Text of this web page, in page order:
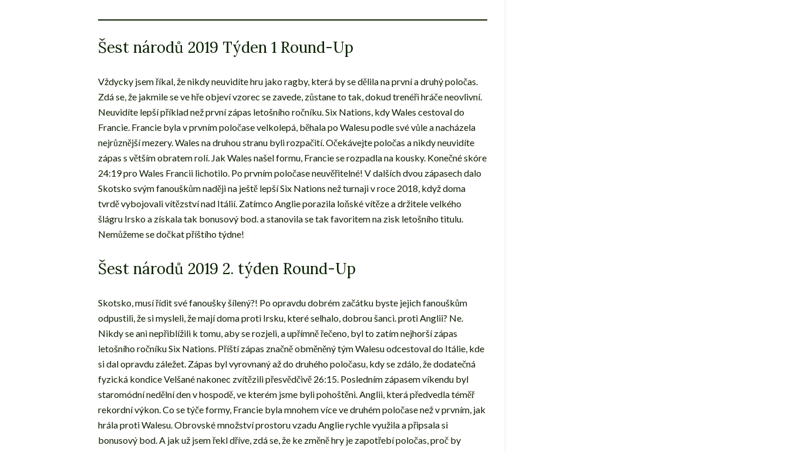
Šest národů 2019 Týden 1 Round-Up
Vždycky jsem říkal, že nikdy neuvidíte hru jako ragby, která by se dělila na první a druhý poločas.
Zdá se, že jakmile se ve hře objeví vzorec se zavede, zůstane to tak, dokud trenéři hráče neovlivní.
Neuvidíte lepší příklad než první zápas letošního ročníku. Six Nations, kdy Wales cestoval do
Francie. Francie byla v prvním poločase velkolepá, běhala po Walesu podle své vůle a nacházela
nejrůznější mezery. Wales na druhou stranu byli rozpačití. Očekávejte poločas a nikdy neuvidíte
zápas s větším obratem rolí. Jak Wales našel formu, Francie se rozpadla na kousky. Konečné skóre
24:19 pro Wales Francii lichotilo. Po prvním poločase neuvěřitelné! V dalších dvou zápasech dalo
Skotsko svým fanouškům naději na ještě lepší Six Nations než turnaji v roce 2018, když doma
tvrdě vybojovali vítězství nad Itálií. Zatímco Anglie porazila loňské vítěze a držitele velkého
šlágru Irsko a získala tak bonusový bod. a stanovila se tak favoritem na zisk letošního titulu.
Nemůžeme se dočkat příštího týdne!
Šest národů 2019 2. týden Round-Up
Skotsko, musí řídit své fanoušky šílený?! Po opravdu dobrém začátku byste jejich fanouškům
odpustili, že si mysleli, že mají doma proti Irsku, které selhalo, dobrou šanci. proti Anglii? Ne.
Nikdy se ani nepřiblížili k tomu, aby se rozjeli, a upřímně řečeno, byl to zatím nejhorší zápas
letošního ročníku Six Nations. Příští zápas značně obměněný tým Walesu odcestoval do Itálie, kde
si dal opravdu záležet. Zápas byl vyrovnaný až do druhého poločasu, kdy se zdálo, že dodatečná
fyzická kondice Velšané nakonec zvítězili přesvědčivě 26:15. Posledním zápasem víkendu byl
staromódní nedělní den v hospodě, ve kterém jsme byli pohoštěni. Anglii, která předvedla téměř
rekordní výkon. Co se týče formy, Francie byla mnohem více ve druhém poločase než v prvním, jak
hrála proti Walesu. Obrovské množství prostoru vzadu Anglie rychle využila a připsala si
bonusový bod. A jak už jsem řekl dříve, zdá se, že ke změně hry je zapotřebí poločas, proč by